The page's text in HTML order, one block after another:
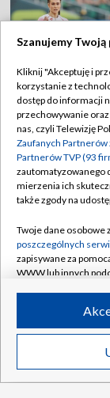
Szanujemy
Kliknij "Akceptuję i
korzystanie z
dostęp do informacji
przechowywanie
nas, czyli Telewizję
Zaufanych Partnerów
Partnerów TVP (93
zautomatyzowanego
mierzenia ich
także zgody na
Twoje dane osobowe
poszczególnych
zapisywane za
WWW lub innych
ruchu w Internecie.
Twoje dane
poszczególnych